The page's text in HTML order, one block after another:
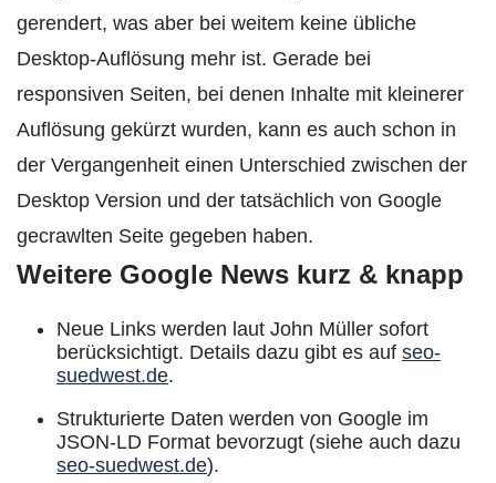
gerendert, was aber bei weitem keine übliche
Desktop-Auflösung mehr ist. Gerade bei
responsiven Seiten, bei denen Inhalte mit kleinerer
Auflösung gekürzt wurden, kann es auch schon in
der Vergangenheit einen Unterschied zwischen der
Desktop Version und der tatsächlich von Google
gecrawlten Seite gegeben haben.
Weitere Google News kurz & knapp
Neue Links werden laut John Müller sofort
berücksichtigt. Details dazu gibt es auf seo-
suedwest.de.
Strukturierte Daten werden von Google im
JSON-LD Format bevorzugt (siehe auch dazu
seo-suedwest.de).